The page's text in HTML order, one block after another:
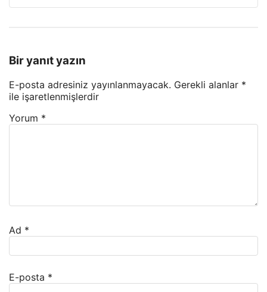
Bir yanıt yazın
E-posta adresiniz yayınlanmayacak. Gerekli alanlar *
ile işaretlenmişlerdir
Yorum *
Ad *
E-posta *